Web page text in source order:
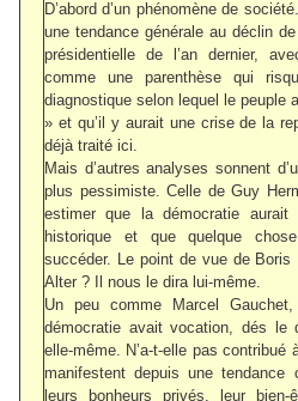
D’abord d’un phénomène de
une tendance générale au déclin
présidentielle de l’an dernier,
comme une parenthèse qui
diagnostique selon lequel le peuple
» et qu’il y aurait une crise de la
déjà traité ici.
Mais d’autres analyses sonnent
plus pessimiste. Celle de Guy
estimer que la démocratie
historique et que quelque
succéder. Le point de vue de
Alter ? Il nous le dira lui-même.
Un peu comme Marcel
démocratie avait vocation, dés le
elle-même. N’a-t-elle pas contribué
manifestent depuis une
leurs bonheurs privés, leur